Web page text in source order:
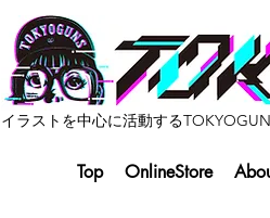
イラストを中心に活動する
Top OnlineStore